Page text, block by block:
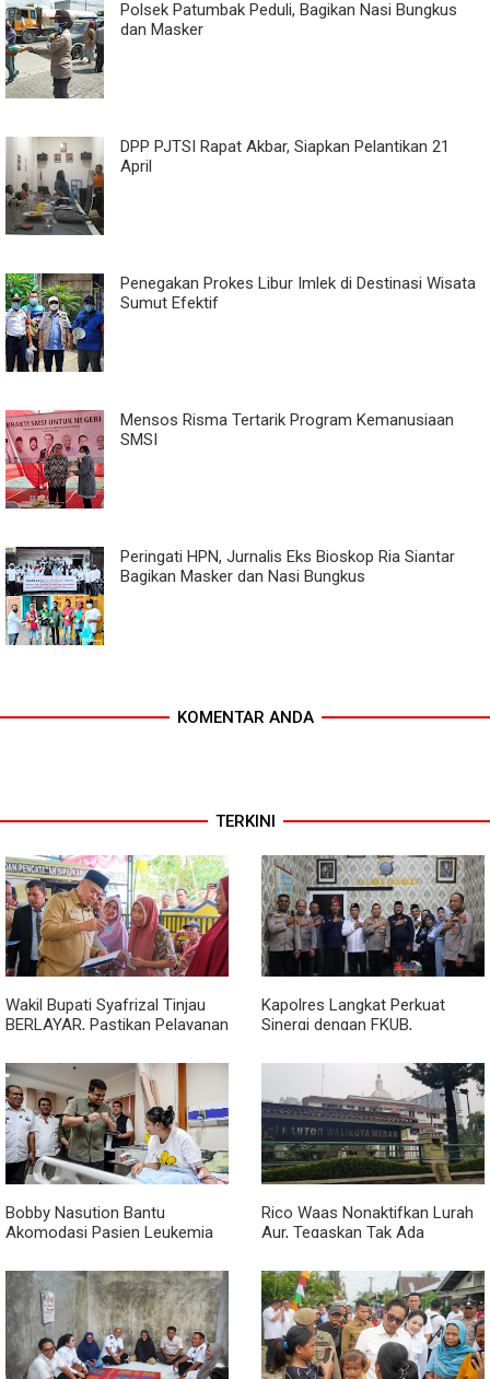
Polsek Patumbak Peduli, Bagikan Nasi Bungkus
dan Masker
DPP PJTSI Rapat Akbar, Siapkan Pelantikan 21
April
Penegakan Prokes Libur Imlek di Destinasi Wisata
Sumut Efektif
Mensos Risma Tertarik Program Kemanusiaan
SMSI
Peringati HPN, Jurnalis Eks Bioskop Ria Siantar
Bagikan Masker dan Nasi Bungkus
KOMENTAR ANDA
TERKINI
Wakil Bupati Syafrizal Tinjau
BERLAYAR, Pastikan Pelayanan
Kapolres Langkat Perkuat
Sinergi dengan FKUB,
Pilar Menjaga Kamtibmas
Bobby Nasution Bantu
Akomodasi Pasien Leukemia
RSUD Thomsen
Rico Waas Nonaktifkan Lurah
Aur, Tegaskan Tak Ada
Wewenang